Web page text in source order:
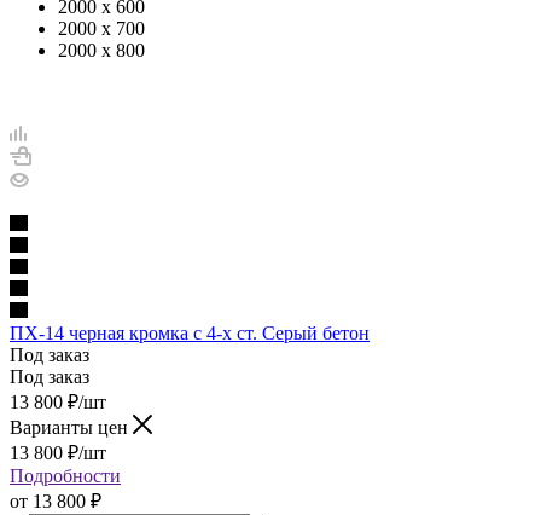
2000 х 600
2000 х 700
2000 х 800
ПХ-14 черная кромка с 4-х ст. Серый бетон
Под заказ
Под заказ
13 800 ₽/шт
Варианты цен
13 800 ₽/шт
Подробности
от 13 800 ₽